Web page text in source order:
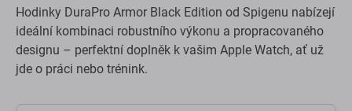
Hodinky DuraPro Armor Black Edition od Spigenu nabízejí
ideální kombinaci robustního výkonu a propracovaného
designu – perfektní doplněk k vašim Apple Watch, ať už
jde o práci nebo trénink.